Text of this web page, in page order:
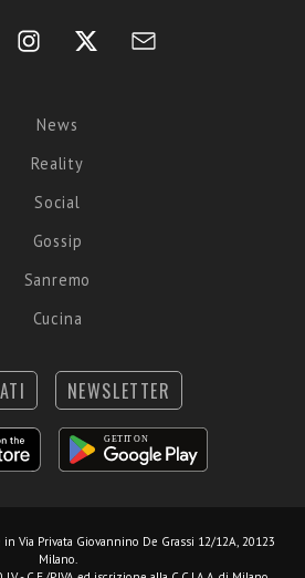
News
Reality
Social
Gossip
Sanremo
Cucina
NEWSLETTER
in Via Privata Giovannino De Grassi 12/12A, 20123
Milano.